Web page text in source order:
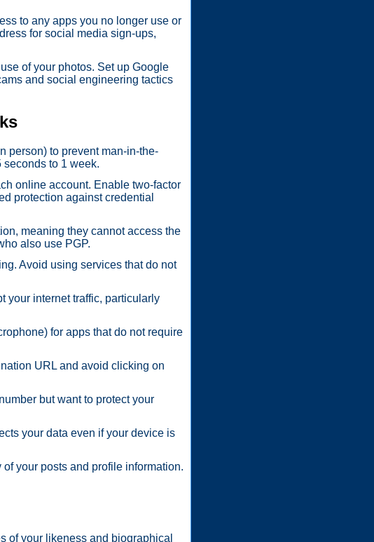
to any apps you no longer use or
for social media sign-ups,
of your photos. Set up Google
and social engineering tactics
person) to prevent man-in-the-
to 1 week.
online account. Enable two-factor
protection against credential
meaning they cannot access the
also use PGP.
Avoid using services that do not
your internet traffic, particularly
for apps that do not require
URL and avoid clicking on
but want to protect your
your data even if your device is
your posts and profile information.
of your likeness and biographical